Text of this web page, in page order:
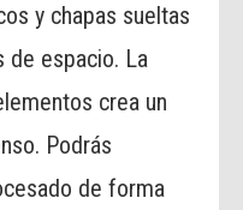
y chapas sueltas
de espacio. La
crea un
Podrás
de forma